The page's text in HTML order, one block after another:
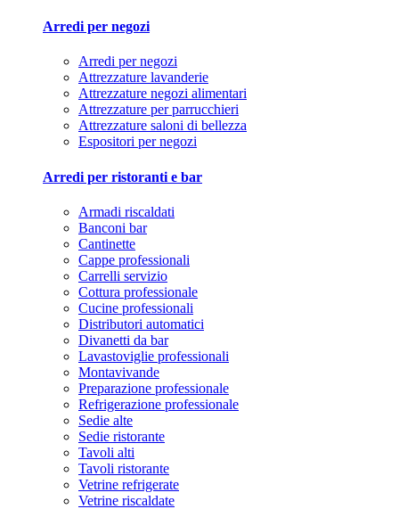
Arredi per negozi
Arredi per negozi
Attrezzature lavanderie
Attrezzature negozi alimentari
Attrezzature per parrucchieri
Attrezzature saloni di bellezza
Espositori per negozi
Arredi per ristoranti e bar
Armadi riscaldati
Banconi bar
Cantinette
Cappe professionali
Carrelli servizio
Cottura professionale
Cucine professionali
Distributori automatici
Divanetti da bar
Lavastoviglie professionali
Montavivande
Preparazione professionale
Refrigerazione professionale
Sedie alte
Sedie ristorante
Tavoli alti
Tavoli ristorante
Vetrine refrigerate
Vetrine riscaldate